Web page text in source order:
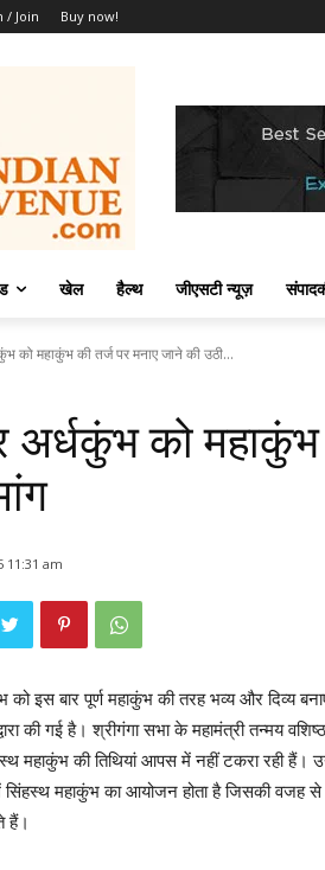
/ Join Buy now!
खेल हैल्थ जीएसटी न्यूज़
को महाकुंभ की तर्ज पर मनाए जाने की उठी...
अर्धकुंभ को
11:31 am
को इस बार पूर्ण महाकुंभ की तरह भव्य और दिव्य
द्वारा की गई है। श्रीगंगा सभा के महामंत्री तन्मय
महाकुंभ की तिथियां आपस में नहीं टकरा रही हैं।
महाकुंभ का आयोजन होता है जिसकी वजह से
हैं।